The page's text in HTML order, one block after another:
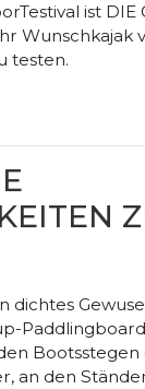
ist
Wunschkajak
testen.
dichtes
Bootsstegen
an den